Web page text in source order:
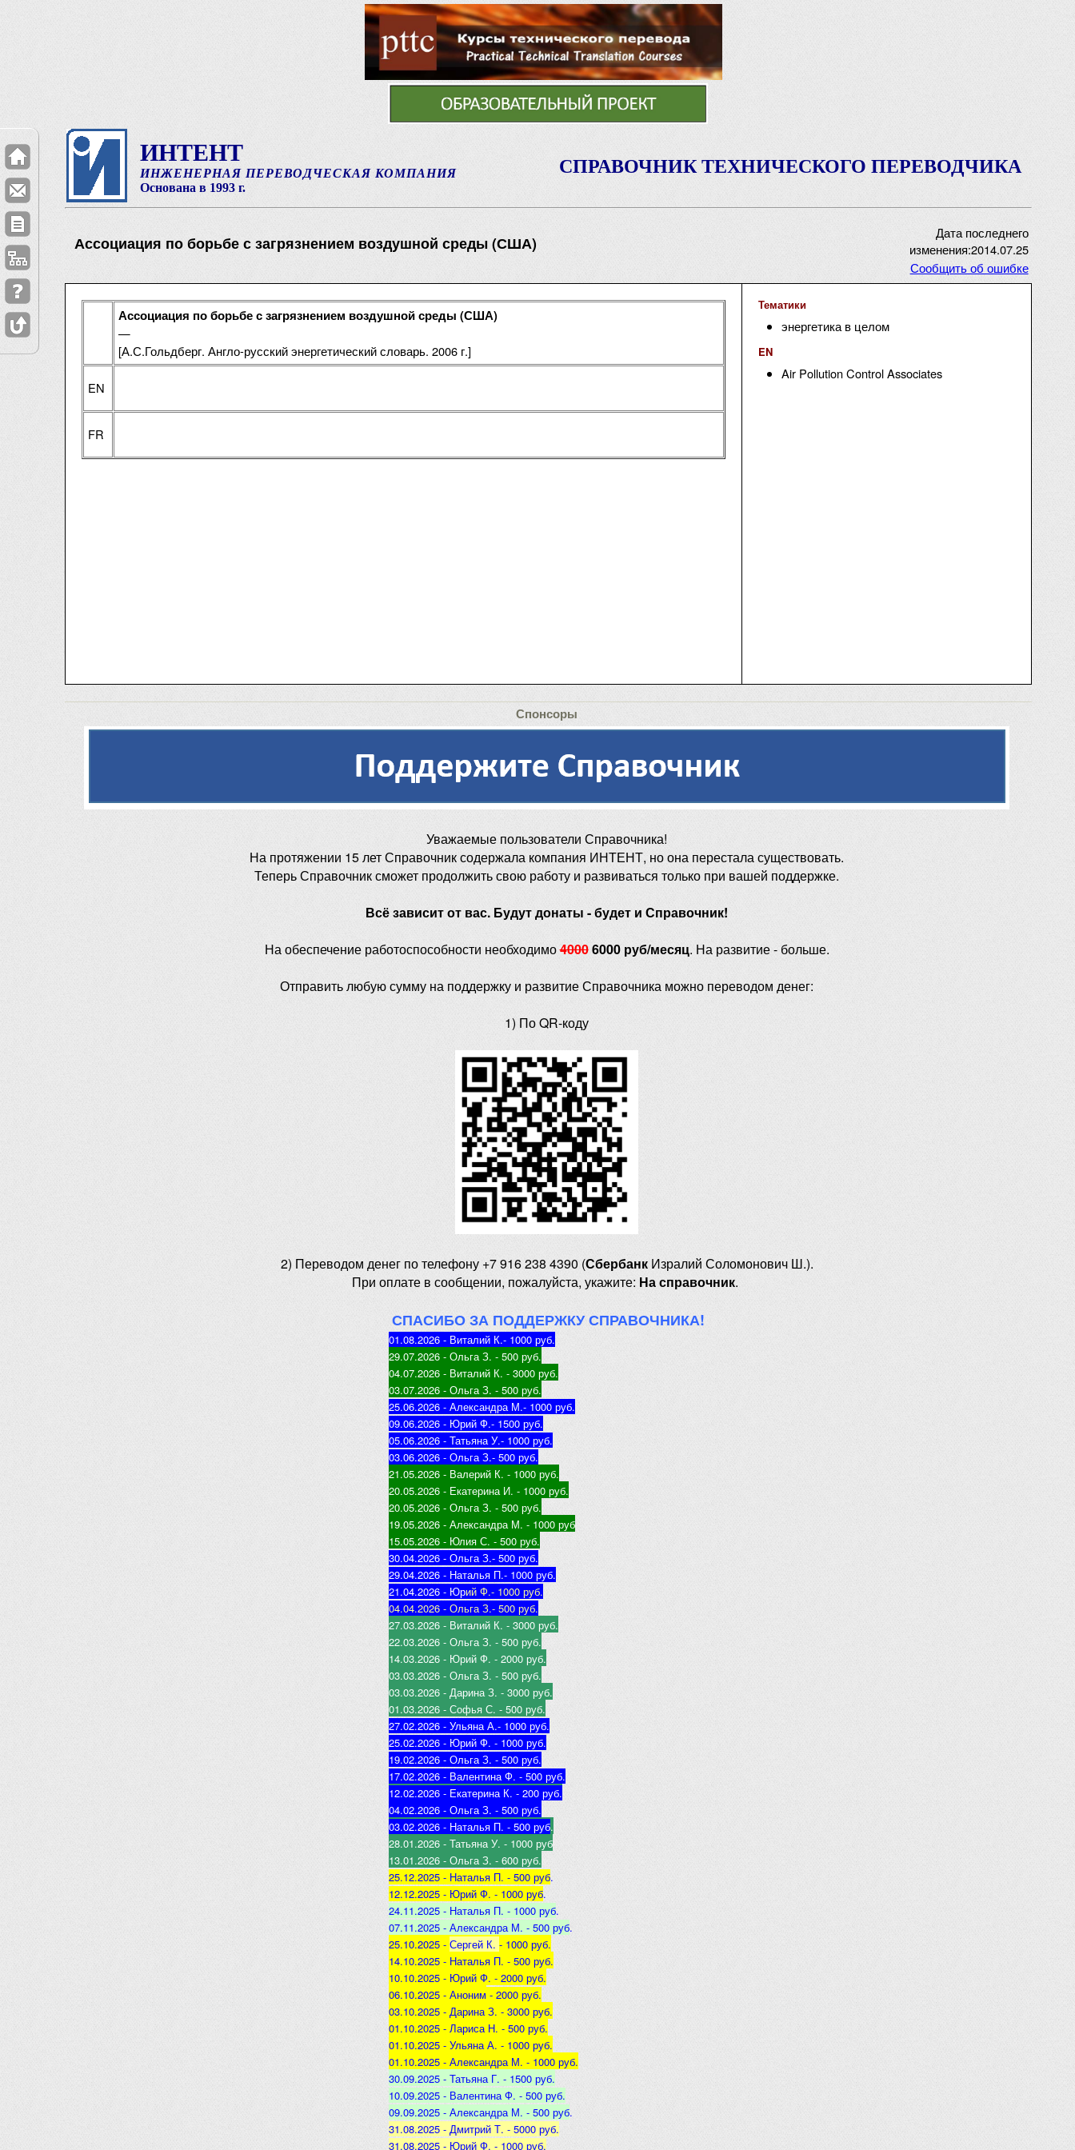
ИНТЕНТ
ИНЖЕНЕРНАЯ ПЕРЕВОДЧЕСКАЯ КОМПАНИЯ
Основана в 1993 г.
СПРАВОЧНИК ТЕХНИЧЕСКОГО ПЕРЕВОДЧИКА
Ассоциация по борьбе с загрязнением воздушной среды (США)
Дата последнего
изменения:2014.07.25
Сообщить об ошибке
Ассоциация по борьбе с загрязнением воздушной среды (США)
—
[А.С.Гольдберг. Англо-русский энергетический словарь. 2006 г.]
EN
FR
Тематики
энергетика в целом
EN
Air Pollution Control Associates
Спонсоры
Уважаемые пользователи Справочника!
На протяжении 15 лет Справочник содержала компания ИНТЕНТ, но она перестала существовать.
Теперь Справочник сможет продолжить свою работу и развиваться только при вашей поддержке.
Всё зависит от вас. Будут донаты - будет и Справочник!
На обеспечение работоспособности необходимо40006000 руб/месяц. На развитие - больше.
Отправить любую сумму на поддержку и развитие Справочника можно переводом денег:
1) По QR-коду
2) Переводом денег по телефону +7 916 238 4390 (Сбербанк Изралий Соломонович Ш.).
При оплате в сообщении, пожалуйста, укажите: На справочник.
СПАСИБО ЗА ПОДДЕРЖКУ СПРАВОЧНИКА!
01.08.2026 - Виталий К.- 1000 руб.
29.07.2026 - Ольга З. - 500 руб.
04.07.2026 - Виталий К. - 3000 руб.
03.07.2026 - Ольга З. - 500 руб.
25.06.2026 - Александра М.- 1000 руб.
09.06.2026 - Юрий Ф.- 1500 руб.
05.06.2026 - Татьяна У.- 1000 руб.
03.06.2026 - Ольга З.- 500 руб.
21.05.2026 - Валерий К. - 1000 руб.
20.05.2026 - Екатерина И. - 1000 руб.
20.05.2026 - Ольга З. - 500 руб.
19.05.2026 - Александра М. - 1000 руб
15.05.2026 - Юлия С. - 500 руб.
30.04.2026 - Ольга З.- 500 руб.
29.04.2026 - Наталья П.- 1000 руб.
21.04.2026 - Юрий Ф.- 1000 руб.
04.04.2026 - Ольга З.- 500 руб.
27.03.2026 - Виталий К. - 3000 руб.
22.03.2026 - Ольга З. - 500 руб.
14.03.2026 - Юрий Ф. - 2000 руб.
03.03.2026 - Ольга З. - 500 руб.
03.03.2026 - Дарина З. - 3000 руб.
01.03.2026 - Софья С. - 500 руб.
27.02.2026 - Ульяна А.- 1000 руб.
25.02.2026 - Юрий Ф. - 1000 руб.
19.02.2026 - Ольга З. - 500 руб.
17.02.2026 - Валентина Ф. - 500 руб.
12.02.2026 - Екатерина К. - 200 руб.
04.02.2026 - Ольга З. - 500 руб.
03.02.2026 - Наталья П. - 500 руб.
28.01.2026 - Татьяна У. - 1000 руб
13.01.2026 - ОльгаЗ. - 600 руб.
25.12.2025 - Наталья П. - 500 руб.
12.12.2025 - Юрий Ф. - 1000 руб.
24.11.2025 - Наталья П. - 1000 руб.
07.11.2025 - Александра М. - 500 руб.
25.10.2025 - Сергей К. - 1000 руб.
14.10.2025 - Наталья П. - 500 руб.
10.10.2025 - Юрий Ф. - 2000 руб.
06.10.2025 - Аноним - 2000 руб.
03.10.2025 - Дарина З. - 3000 руб.
01.10.2025 - Лариса Н. - 500 руб.
01.10.2025 - Ульяна А. - 1000 руб.
01.10.2025 - Александра М. - 1000 руб.
30.09.2025 - Татьяна Г. - 1500 руб.
10.09.2025 - Валентина Ф. - 500 руб.
09.09.2025 - Александра М. - 500 руб.
31.08.2025 - Дмитрий Т. - 5000 руб.
31.08.2025 - Юрий Ф. - 1000 руб.